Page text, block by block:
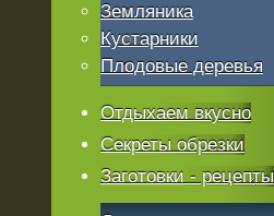
Земляника
Кустарники
Плодовые деревья
Отдыхаем вкусно
Секреты обрезки
Заготовки - рецепты